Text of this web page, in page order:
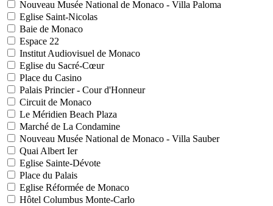
Nouveau Musée National de Monaco - Villa Paloma
Eglise Saint-Nicolas
Baie de Monaco
Espace 22
Institut Audiovisuel de Monaco
Eglise du Sacré-Cœur
Place du Casino
Palais Princier - Cour d'Honneur
Circuit de Monaco
Le Méridien Beach Plaza
Marché de La Condamine
Nouveau Musée National de Monaco - Villa Sauber
Quai Albert Ier
Eglise Sainte-Dévote
Place du Palais
Eglise Réformée de Monaco
Hôtel Columbus Monte-Carlo